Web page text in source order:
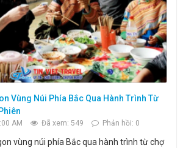
Vùng Núi Phía Bắc Qua Hành Trình Từ
AM Đã xem: 549 Phản hồi: 0
vùng núi phía Bắc qua hành trình từ chợ